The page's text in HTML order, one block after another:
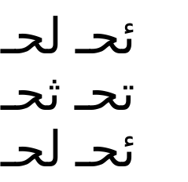
ئحـ لحـ
تحـ ثحـ
ئحـ لحـ